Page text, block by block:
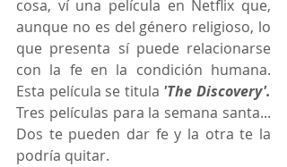
cosa, ví una película en Netflix que,
aunque no es del género religioso, lo
que presenta sí puede relacionarse
con la fe en la condición humana.
Esta película se titula 'The Discovery'.
Tres películas para la semana santa...
Dos te pueden dar fe y la otra te la
podría quitar.